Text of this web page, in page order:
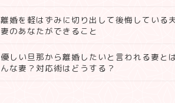
離婚を軽はずみに切り出して後悔している
妻のあなたができること
優しい旦那から離婚したいと言われる妻と
んな妻？対応術はどうする？